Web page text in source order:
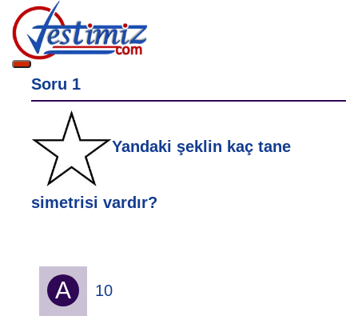
Soru 1
Yandaki şeklin kaç tane
simetrisi vardır?
A 10